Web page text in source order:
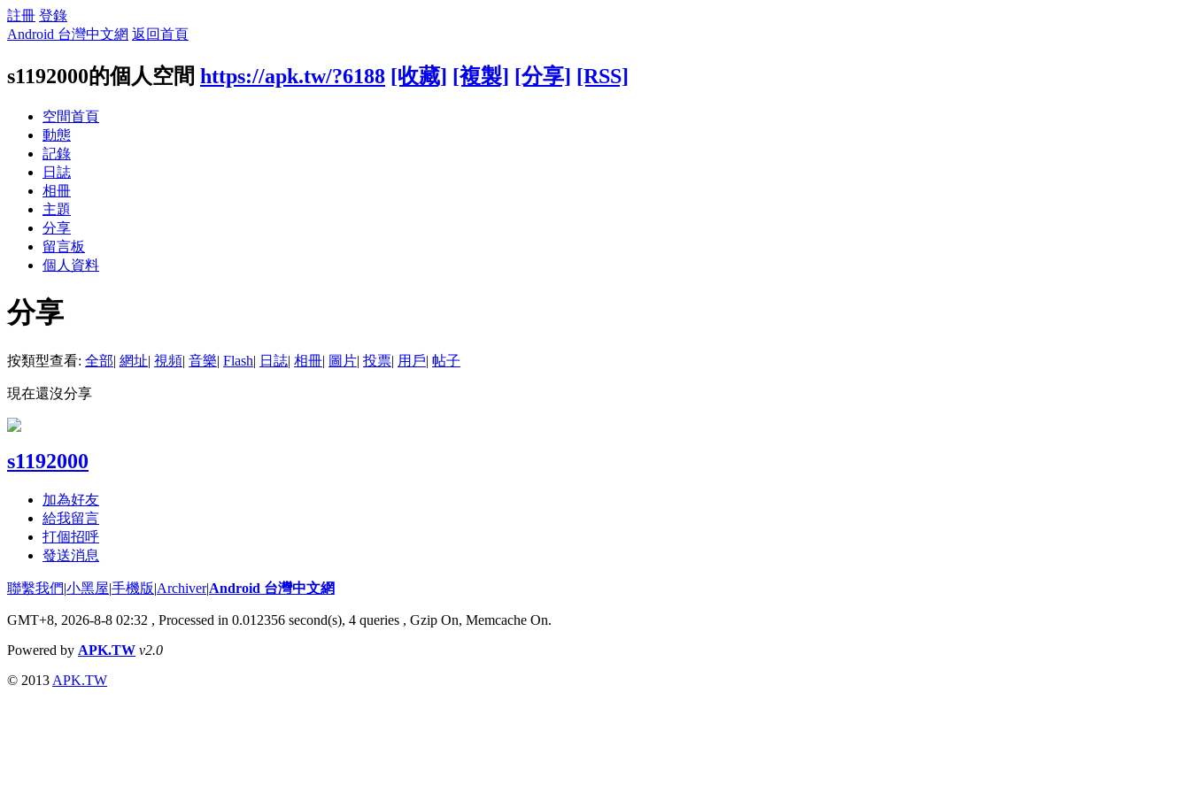
註冊 登錄
Android 台灣中文網 返回首頁
s1192000的個人空間 https://apk.tw/?6188 [收藏] [複製] [分享] [RSS]
空間首頁
動態
記錄
日誌
相冊
主題
分享
留言板
個人資料
分享
按類型查看: 全部| 網址| 視頻| 音樂| Flash| 日誌| 相冊| 圖片| 投票| 用戶| 帖子
現在還沒分享
s1192000
加為好友
給我留言
打個招呼
發送消息
聯繫我們|小黑屋|手機版|Archiver|Android 台灣中文網
GMT+8, 2026-8-8 02:32 , Processed in 0.012356 second(s), 4 queries , Gzip On, Memcache On.
Powered by APK.TW v2.0
© 2013 APK.TW